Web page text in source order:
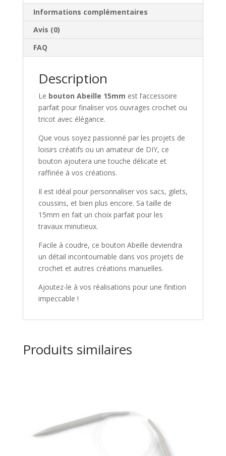
Informations complémentaires
Avis (0)
FAQ
Description
Le bouton Abeille 15mm est l’accessoire
parfait pour finaliser vos ouvrages crochet ou
tricot avec élégance.
Que vous soyez passionné par les projets de
loisirs créatifs ou un amateur de DIY, ce
bouton ajoutera une touche délicate et
raffinée à vos créations.
Il est idéal pour personnaliser vos sacs, gilets,
coussins, et bien plus encore. Sa taille de
15mm en fait un choix parfait pour les
travaux minutieux.
Facile à coudre, ce bouton Abeille deviendra
un détail incontournable dans vos projets de
crochet et autres créations manuelles.
Ajoutez-le à vos réalisations pour une finition
impeccable !
Produits similaires